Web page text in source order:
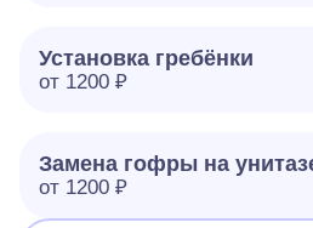
Установка гребёнки
от 1200 ₽
Замена гофры на
от 1200 ₽